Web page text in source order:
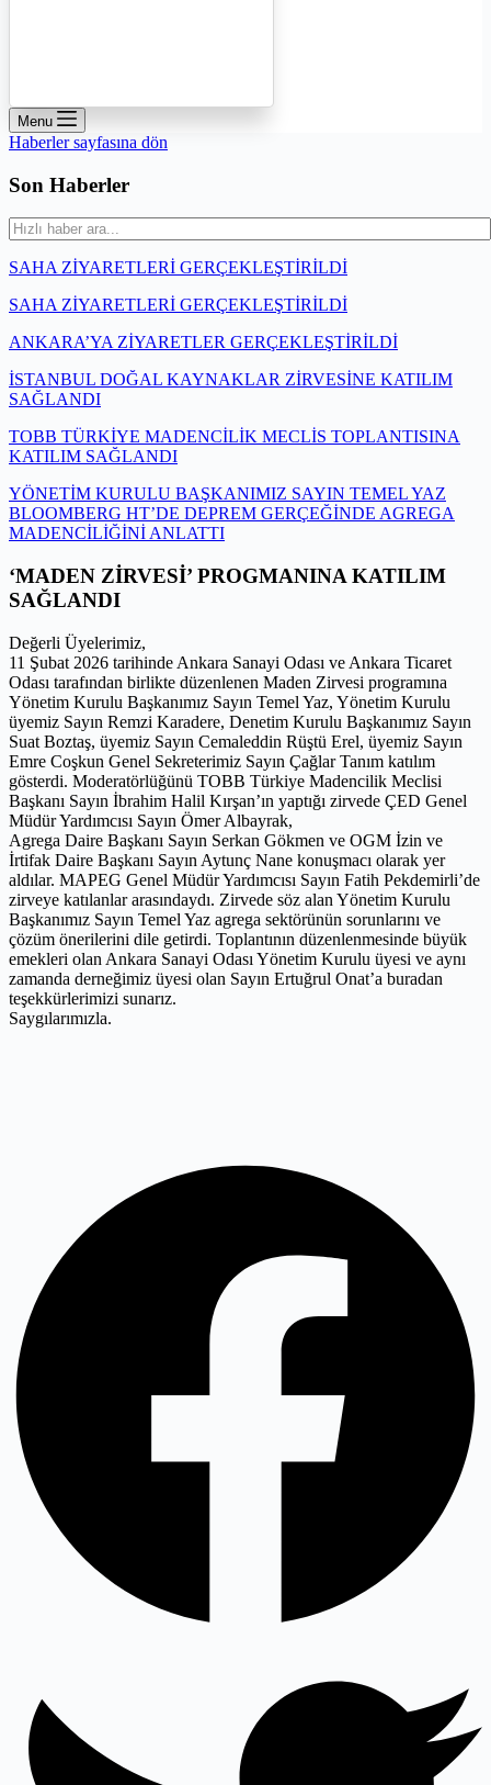
Menu
Haberler sayfasına dön
Son Haberler
SAHA ZİYARETLERİ GERÇEKLEŞTİRİLDİ
SAHA ZİYARETLERİ GERÇEKLEŞTİRİLDİ
ANKARA’YA ZİYARETLER GERÇEKLEŞTİRİLDİ
İSTANBUL DOĞAL KAYNAKLAR ZİRVESİNE KATILIM
SAĞLANDI
TOBB TÜRKİYE MADENCİLİK MECLİS TOPLANTISINA
KATILIM SAĞLANDI
YÖNETİM KURULU BAŞKANIMIZ SAYIN TEMEL YAZ
BLOOMBERG HT’DE DEPREM GERÇEĞİNDE AGREGA
MADENCİLİĞİNİ ANLATTI
‘MADEN ZİRVESİ’ PROGMANINA KATILIM
SAĞLANDI
Değerli Üyelerimiz,
11 Şubat 2026 tarihinde Ankara Sanayi Odası ve Ankara Ticaret
Odası tarafından birlikte düzenlenen Maden Zirvesi programına
Yönetim Kurulu Başkanımız Sayın Temel Yaz, Yönetim Kurulu
üyemiz Sayın Remzi Karadere, Denetim Kurulu Başkanımız Sayın
Suat Boztaş, üyemiz Sayın Cemaleddin Rüştü Erel, üyemiz Sayın
Emre Coşkun Genel Sekreterimiz Sayın Çağlar Tanım katılım
gösterdi. Moderatörlüğünü TOBB Türkiye Madencilik Meclisi
Başkanı Sayın İbrahim Halil Kırşan’ın yaptığı zirvede ÇED Genel
Müdür Yardımcısı Sayın Ömer Albayrak,
Agrega Daire Başkanı Sayın Serkan Gökmen ve OGM İzin ve
İrtifak Daire Başkanı Sayın Aytunç Nane konuşmacı olarak yer
aldılar. MAPEG Genel Müdür Yardımcısı Sayın Fatih Pekdemirli’de
zirveye katılanlar arasındaydı. Zirvede söz alan Yönetim Kurulu
Başkanımız Sayın Temel Yaz agrega sektörünün sorunlarını ve
çözüm önerilerini dile getirdi. Toplantının düzenlenmesinde büyük
emekleri olan Ankara Sanayi Odası Yönetim Kurulu üyesi ve aynı
zamanda derneğimiz üyesi olan Sayın Ertuğrul Onat’a buradan
teşekkürlerimizi sunarız.
Saygılarımızla.